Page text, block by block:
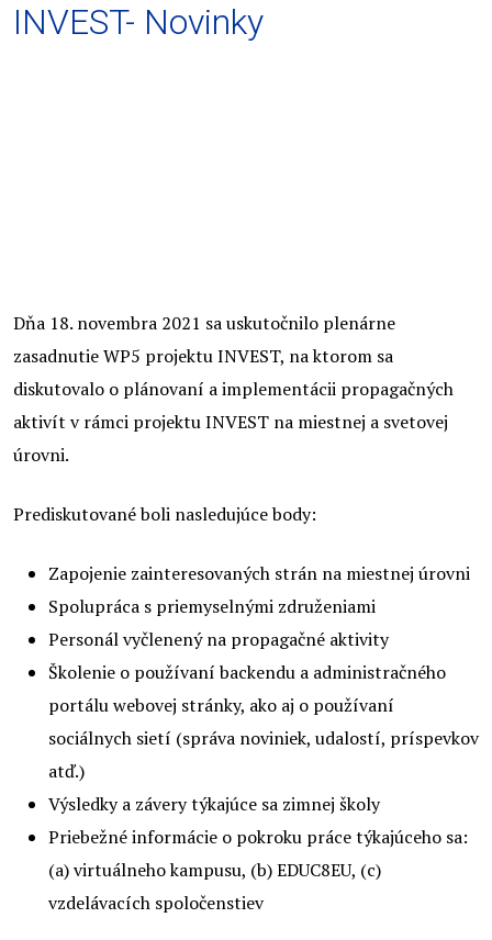
INVEST- Novinky
Dňa 18. novembra 2021 sa uskutočnilo plenárne
zasadnutie WP5 projektu INVEST, na ktorom sa
diskutovalo o plánovaní a implementácii propagačných
aktivít v rámci projektu INVEST na miestnej a svetovej
úrovni.
Prediskutované boli nasledujúce body:
Zapojenie zainteresovaných strán na miestnej úrovni
Spolupráca s priemyselnými združeniami
Personál vyčlenený na propagačné aktivity
Školenie o používaní backendu a administračného
portálu webovej stránky, ako aj o používaní
sociálnych sietí (správa noviniek, udalostí, príspevkov
atď.)
Výsledky a závery týkajúce sa zimnej školy
Priebežné informácie o pokroku práce týkajúceho sa:
(a) virtuálneho kampusu, (b) EDUC8EU, (c)
vzdelávacích spoločenstiev